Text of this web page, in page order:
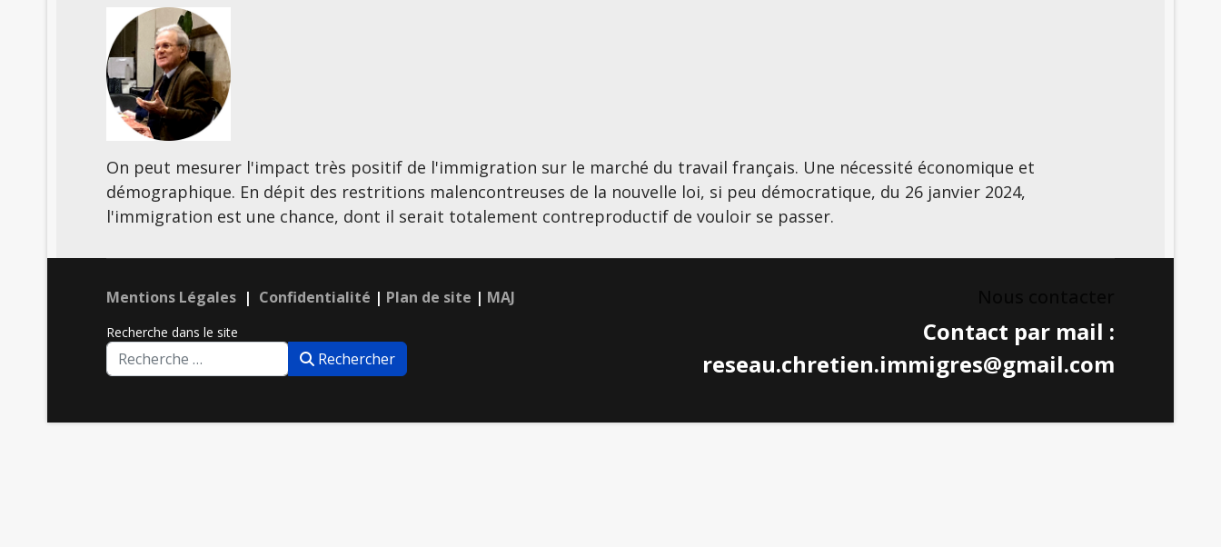
On peut mesurer l'impact très positif de l'immigration sur le marché du travail français. Une nécessité économique et
démographique. En dépit des restritions malencontreuses de la nouvelle loi, si peu démocratique, du 26 janvier 2024,
l'immigration est une chance, dont il serait totalement contreproductif de vouloir se passer.
Mentions Légales | Confidentialité | Plan de site | MAJ
Recherche dans le site
Rechercher
Contact par mail :
reseau.chretien.immigres@gmail.com